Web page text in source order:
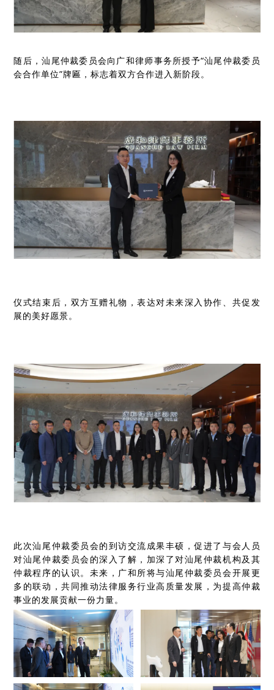
随后，汕尾仲裁委员会向广和律师事务所授予“汕尾仲裁委员
会合作单位”牌匾，标志着双方合作进入新阶段。
仪式结束后，双方互赠礼物，表达对未来深入协作、共促发
展的美好愿景。
此次汕尾仲裁委员会的到访交流成果丰硕，促进了与会人员
对汕尾仲裁委员会的深入了解，加深了对汕尾仲裁机构及其
仲裁程序的认识。未来，广和所将与汕尾仲裁委员会开展更
多的联动，共同推动法律服务行业高质量发展，为提高仲裁
事业的发展贡献一份力量。